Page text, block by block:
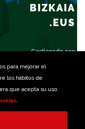
para mejorar el
los hábitos de
que acepta su uso.
.
Gestionado con
BIZKAIA
.EUS